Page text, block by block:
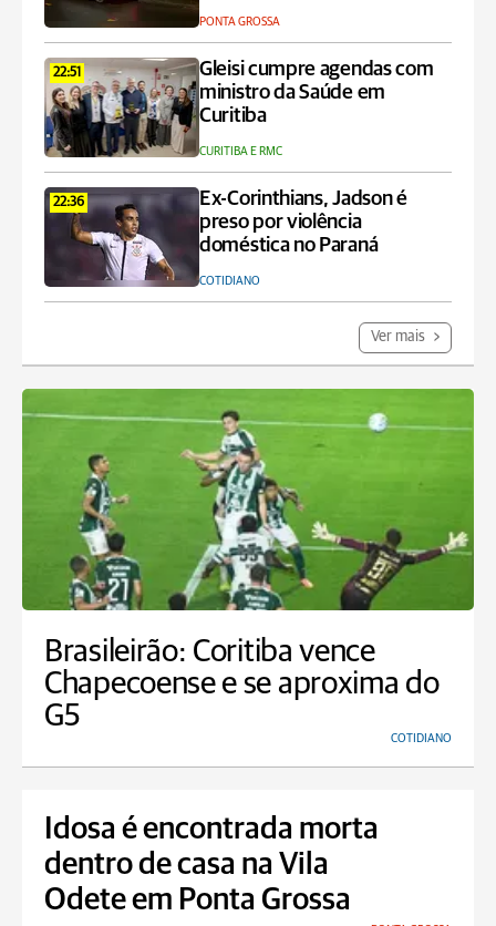
PONTA GROSSA
22:51
Gleisi cumpre agendas com
ministro da Saúde em
Curitiba
CURITIBA E RMC
22:36
Ex-Corinthians, Jadson é
preso por violência
doméstica no Paraná
COTIDIANO
Ver mais
Brasileirão: Coritiba vence
Chapecoense e se aproxima do
G5
COTIDIANO
Idosa é encontrada morta
dentro de casa na Vila
Odete em Ponta Grossa